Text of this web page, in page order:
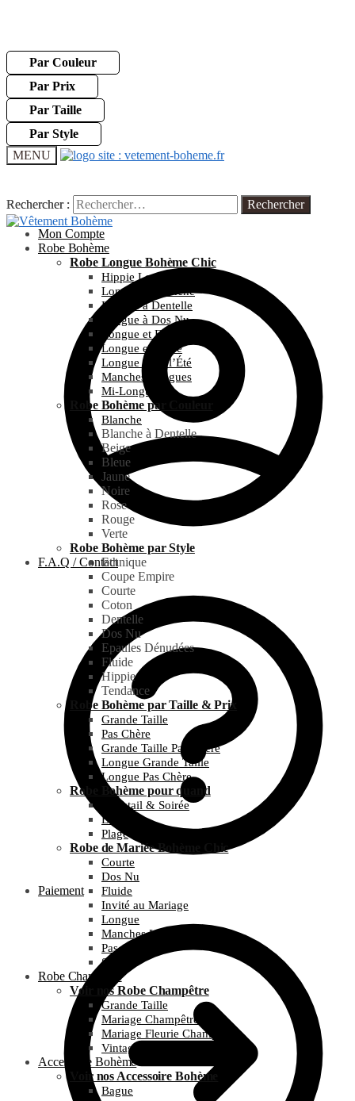
Par Couleur
Par Prix
Par Taille
Par Style
MENU
Rechercher :
Mon Compte
F.A.Q / Contact
Paiement
Rechercher :
Robe Bohème
Robe Longue Bohème Chic
Hippie Longue
Longue et Blanche
Longue à Dentelle
Longue à Dos Nu
Longue et Fleurie
Longue et Noire
Longue pour l’Été
Manches Longues
Mi-Longue
Robe Bohème par Couleur
Blanche
Blanche à Dentelle
Beige
Bleue
Jaune
Noire
Rose
Rouge
Verte
Robe Bohème par Style
Ethnique
Coupe Empire
Courte
Coton
Dentelle
Dos Nu
Epaules Dénudées
Fluide
Hippie
Tendance
Robe Bohème par Taille & Prix
Grande Taille
Pas Chère
Grande Taille Pas Chère
Longue Grande Taille
Longue Pas Chère
Robe Bohème pour quand
Cocktail & Soirée
Été
Plage
Robe de Mariée Bohème Chic
Courte
Dos Nu
Fluide
Invité au Mariage
Longue
Manches Longues
Pas Chère
Simple
Robe Champêtre
Voir nos Robe Champêtre
Grande Taille
Mariage Champêtre
Mariage Fleurie Champêtre
Vintage et Guinguette
Accessoire Bohème
Voir nos Accessoire Bohème
Bague